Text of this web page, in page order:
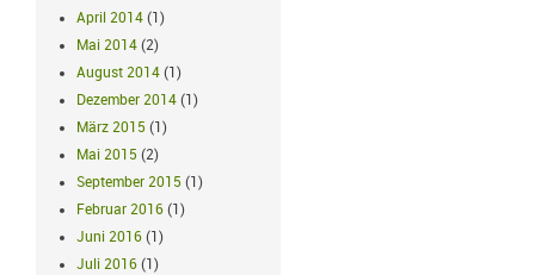
April 2014 (1)
Mai 2014 (2)
August 2014 (1)
Dezember 2014 (1)
März 2015 (1)
Mai 2015 (2)
September 2015 (1)
Februar 2016 (1)
Juni 2016 (1)
Juli 2016 (1)